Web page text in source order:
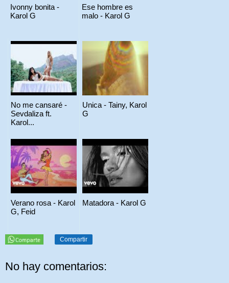
Ivonny bonita -
Karol G
Ese hombre es
malo - Karol G
No me cansaré -
Sevdaliza ft.
Karol...
Unica - Tainy, Karol
G
Verano rosa - Karol
G, Feid
Matadora - Karol G
Compartir
No hay comentarios: